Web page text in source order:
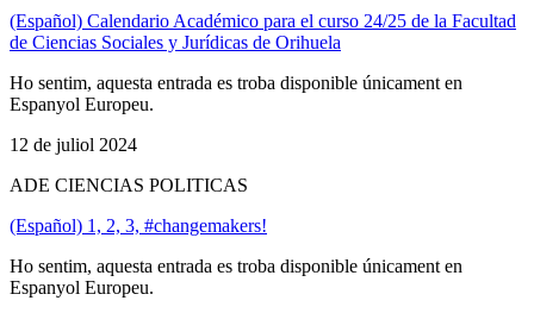
(Español) Calendario Académico para el curso 24/25 de la Facultad
de Ciencias Sociales y Jurídicas de Orihuela
Ho sentim, aquesta entrada es troba disponible únicament en
Espanyol Europeu.
12 de juliol 2024
ADE CIENCIAS POLITICAS
(Español) 1, 2, 3, #changemakers!
Ho sentim, aquesta entrada es troba disponible únicament en
Espanyol Europeu.